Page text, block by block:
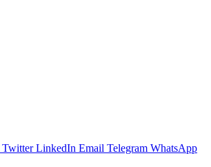
Twitter LinkedIn Email Telegram WhatsApp